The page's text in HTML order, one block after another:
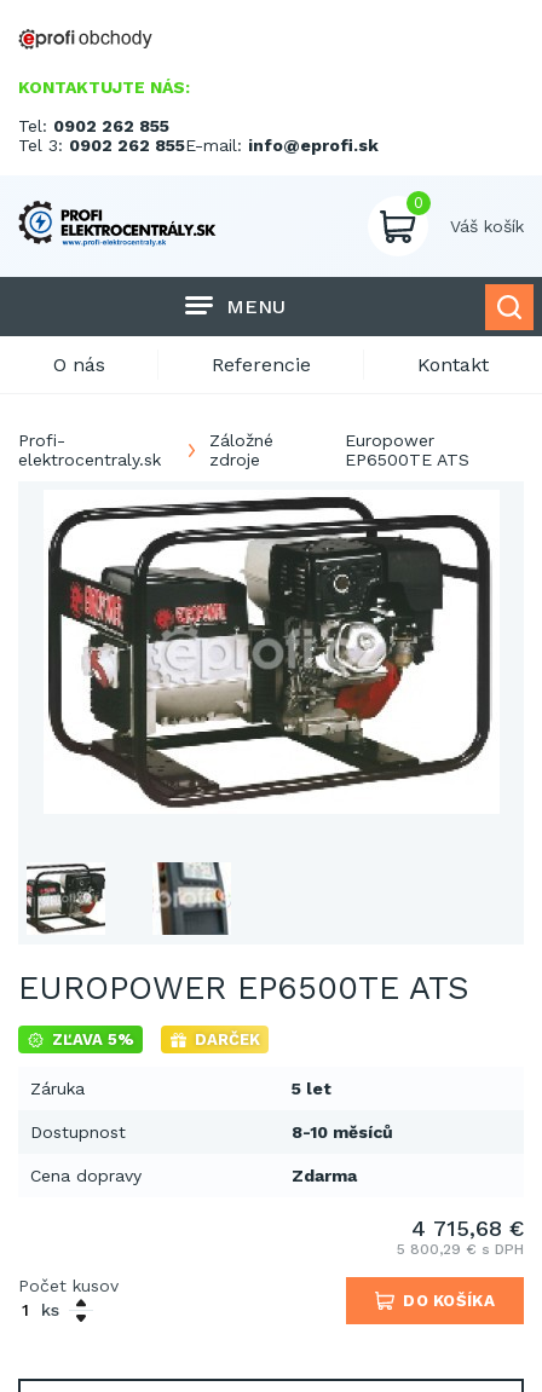
KONTAKTUJTE NÁS:
Tel: 0902 262 855
Tel 3: 0902 262 855E-mail: info@eprofi.sk
0
Váš košík
MENU
O nás Referencie Kontakt
Profi-
elektrocentraly.sk
Záložné
zdroje
Europower
EP6500TE ATS
EUROPOWER EP6500TE ATS
ZĽAVA 5% DARČEK
Záruka 5 let
Dostupnost 8-10 měsíců
Cena dopravy Zdarma
4 715,68 €
5 800,29 € s DPH
Počet kusov
ks
DO KOŠÍKA